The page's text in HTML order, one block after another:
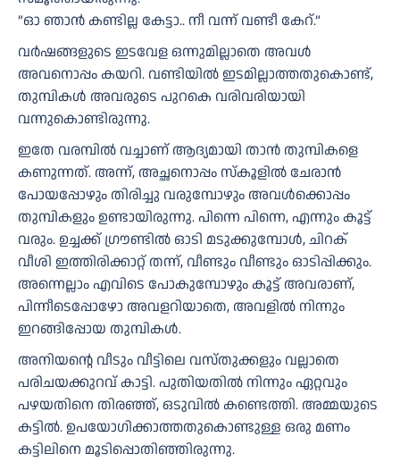
”ഓ ഞാൻ കണ്ടില്ല കേട്ടാ.. നീ വന്ന് വണ്ടീ കേറ്.”
വർഷങ്ങളുടെ ഇടവേള ഒന്നുമില്ലാതെ അവൾ
അവനൊപ്പം കയറി. വണ്ടിയിൽ ഇടമില്ലാത്തതുകൊണ്ട്,
തുമ്പികൾ അവരുടെ പുറകെ വരിവരിയായി
വന്നുകൊണ്ടിരുന്നു.
ഇതേ വരമ്പിൽ വച്ചാണ് ആദ്യമായി താൻ തുമ്പികളെ
കണുന്നത്. അന്ന്, അച്ഛനൊപ്പം സ്‌കൂളിൽ ചേരാൻ
പോയപ്പോഴും തിരിച്ചു വരുമ്പോഴും അവൾക്കൊപ്പം
തുമ്പികളും ഉണ്ടായിരുന്നു. പിന്നെ പിന്നെ, എന്നും കൂട്ട്
വരും. ഉച്ചക്ക് ഗ്രൗണ്ടില്‍ ഓടി മടുക്കുമ്പോൾ, ചിറക്
വീശി ഇത്തിരിക്കാറ്റ് തന്ന്, വീണ്ടും വീണ്ടും ഓടിപ്പിക്കും.
അന്നെല്ലാം എവിടെ പോകുമ്പോഴും കൂട്ട് അവരാണ്,
പിന്നീടെപ്പോഴോ അവളറിയാതെ, അവളിൽ നിന്നും
ഇറങ്ങിപ്പോയ തുമ്പികൾ.
അനിയന്റെ വീടും വീട്ടിലെ വസ്തുക്കളും വല്ലാതെ
പരിചയക്കുറവ് കാട്ടി. പുതിയതിൽ നിന്നും ഏറ്റവും
പഴയതിനെ തിരഞ്ഞ്, ഒടുവിൽ കണ്ടെത്തി. അമ്മയുടെ
കട്ടിൽ. ഉപയോഗിക്കാത്തതുകൊണ്ടുള്ള ഒരു മണം
കട്ടിലിനെ മൂടിപ്പൊതിഞ്ഞിരുന്നു.